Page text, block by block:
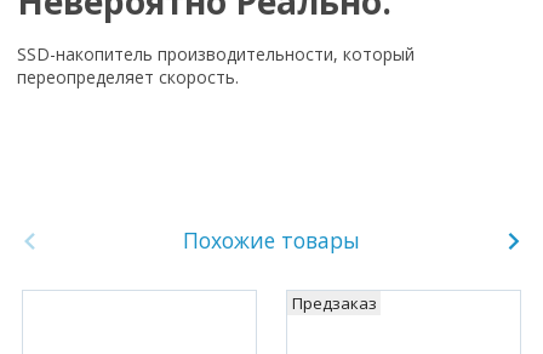
SSD-накопитель производительности, который
переопределяет скорость.
Похожие товары
Предзаказ